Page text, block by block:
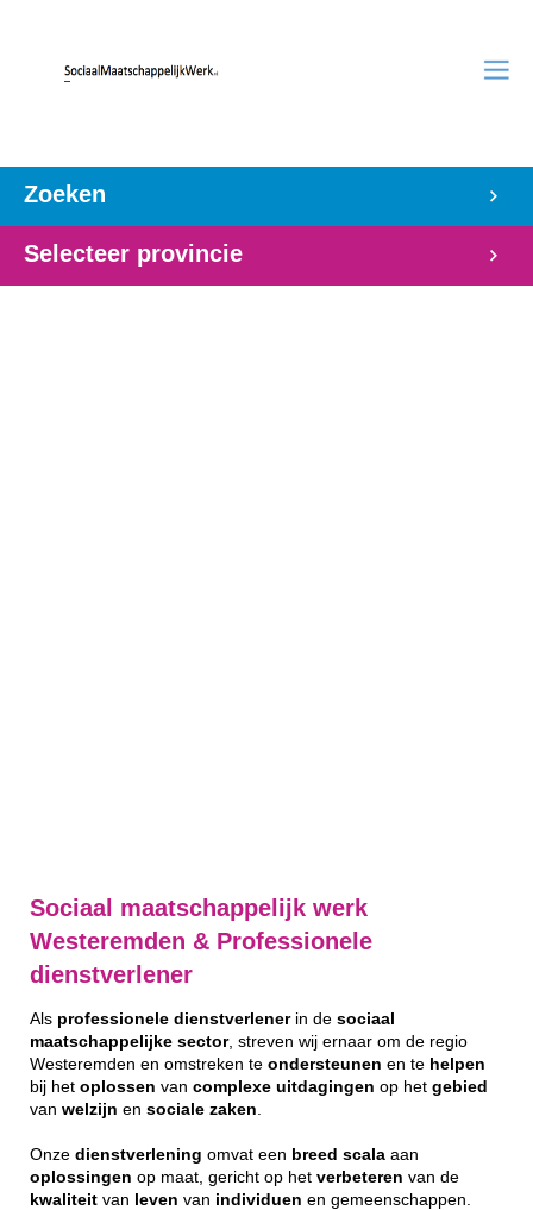
Zoeken
Selecteer provincie
Sociaal maatschappelijk werk
Westeremden & Professionele
dienstverlener
Als professionele dienstverlenerin de sociaal
maatschappelijke sector, streven wij ernaar om de regio
Westeremden en omstreken te ondersteunen en te helpen
bij het oplossen van complexe uitdagingen op het gebied
van welzijn en sociale zaken
Onze dienstverlening omvat een breed scala aan
oplossingen op maat, gericht op het verbeteren van de
kwaliteit van leven van individuen en gemeenschappen.